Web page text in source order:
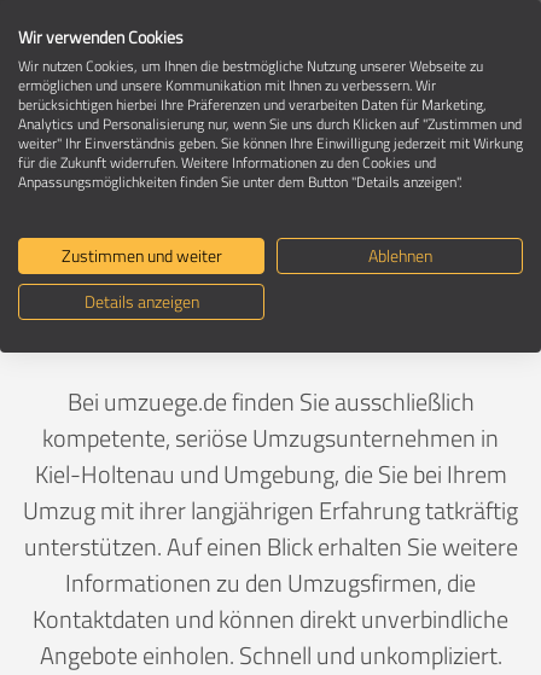
Umzugsunternehmen in 24159 Kiel-
Holtenau
Ein Umzug ist Vertrauenssache
Deutschland>Schleswig-Holstein
Bei umzuege.de finden Sie ausschließlich
kompetente, seriöse Umzugsunternehmen in
Kiel-Holtenau und Umgebung, die Sie bei Ihrem
Umzug mit ihrer langjährigen Erfahrung tatkräftig
unterstützen. Auf einen Blick erhalten Sie weitere
Informationen zu den Umzugsfirmen, die
Kontaktdaten und können direkt unverbindliche
Angebote einholen. Schnell und unkompliziert.
Wir verwenden Cookies
Wir nutzen Cookies, um Ihnen die bestmögliche Nutzung unserer Webseite zu
ermöglichen und unsere Kommunikation mit Ihnen zu verbessern. Wir
berücksichtigen hierbei Ihre Präferenzen und verarbeiten Daten für Marketing,
Analytics und Personalisierung nur, wenn Sie uns durch Klicken auf "Zustimmen und
weiter" Ihr Einverständnis geben. Sie können Ihre Einwilligung jederzeit mit Wirkung
für die Zukunft widerrufen. Weitere Informationen zu den Cookies und
Anpassungsmöglichkeiten finden Sie unter dem Button "Details anzeigen".
Zustimmen und weiter
Ablehnen
Details anzeigen